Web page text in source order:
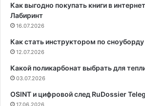
Как выгодно покупать книги в
Лабиринт
16.07.2026
Как стать инструктором по сноуборду
12.07.2026
Какой поликарбонат выбрать для
03.07.2026
OSINT и цифровой след RuDossier
17.06.2026